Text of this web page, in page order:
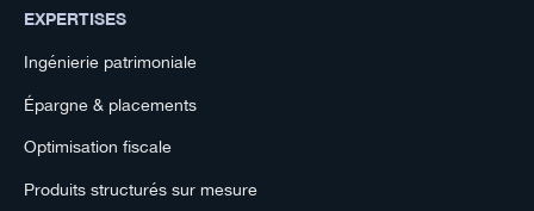
EXPERTISES
Ingénierie patrimoniale
Épargne & placements
Optimisation fiscale
Produits structurés sur mesure